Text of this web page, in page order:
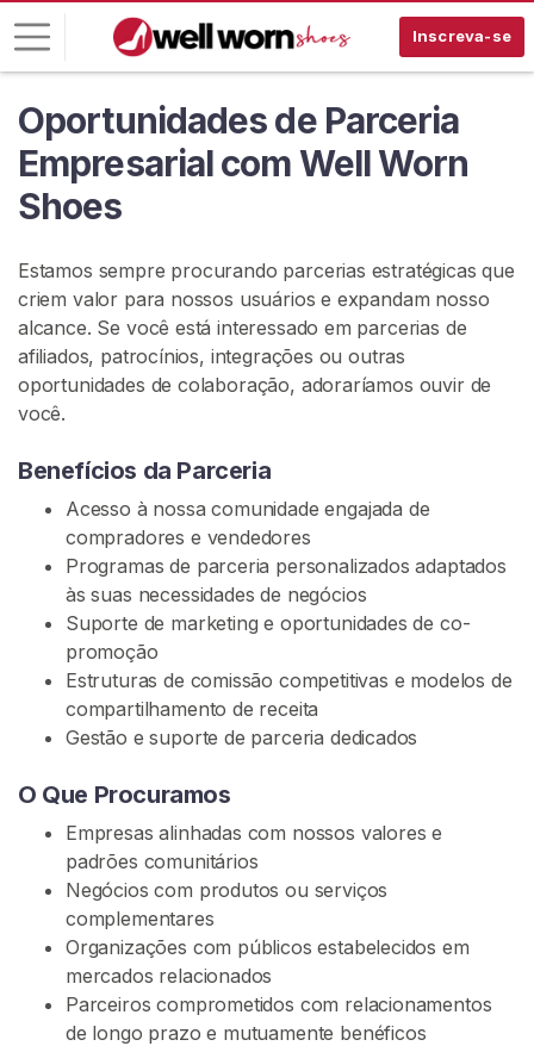
Inscreva-se
Oportunidades de Parceria
Empresarial com Well Worn
Shoes
Estamos sempre procurando parcerias estratégicas que
criem valor para nossos usuários e expandam nosso
alcance. Se você está interessado em parcerias de
afiliados, patrocínios, integrações ou outras
oportunidades de colaboração, adoraríamos ouvir de
você.
Benefícios da Parceria
Acesso à nossa comunidade engajada de
compradores e vendedores
Programas de parceria personalizados adaptados
às suas necessidades de negócios
Suporte de marketing e oportunidades de co-
promoção
Estruturas de comissão competitivas e modelos de
compartilhamento de receita
Gestão e suporte de parceria dedicados
O Que Procuramos
Empresas alinhadas com nossos valores e
padrões comunitários
Negócios com produtos ou serviços
complementares
Organizações com públicos estabelecidos em
mercados relacionados
Parceiros comprometidos com relacionamentos
de longo prazo e mutuamente benéficos
E
t
r
I
N
S
C
R
E
A
-
n